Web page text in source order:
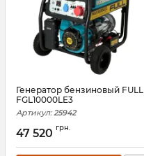
Генератор бензиновый FULL
FGL10000LE3
Артикул: 25942
47 520 грн.